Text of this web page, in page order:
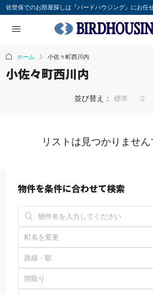
佐世保でのお部屋探しは『バードハウジング』にお任せ
ホーム 小佐々町西川内
小佐々町西川内
並び替え： 標準
リストは見つかりません
物件を条件に合わせて検索
町名を変更
路線・駅
間取り